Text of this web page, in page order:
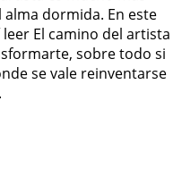
dormida. En este
El camino del artista
sobre todo si
se vale reinventarse